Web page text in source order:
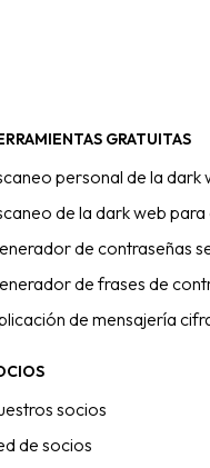
GRATUITAS
personal de la dark
de la dark web para
de contraseñas
de frases de
de mensajería
socios
de socios